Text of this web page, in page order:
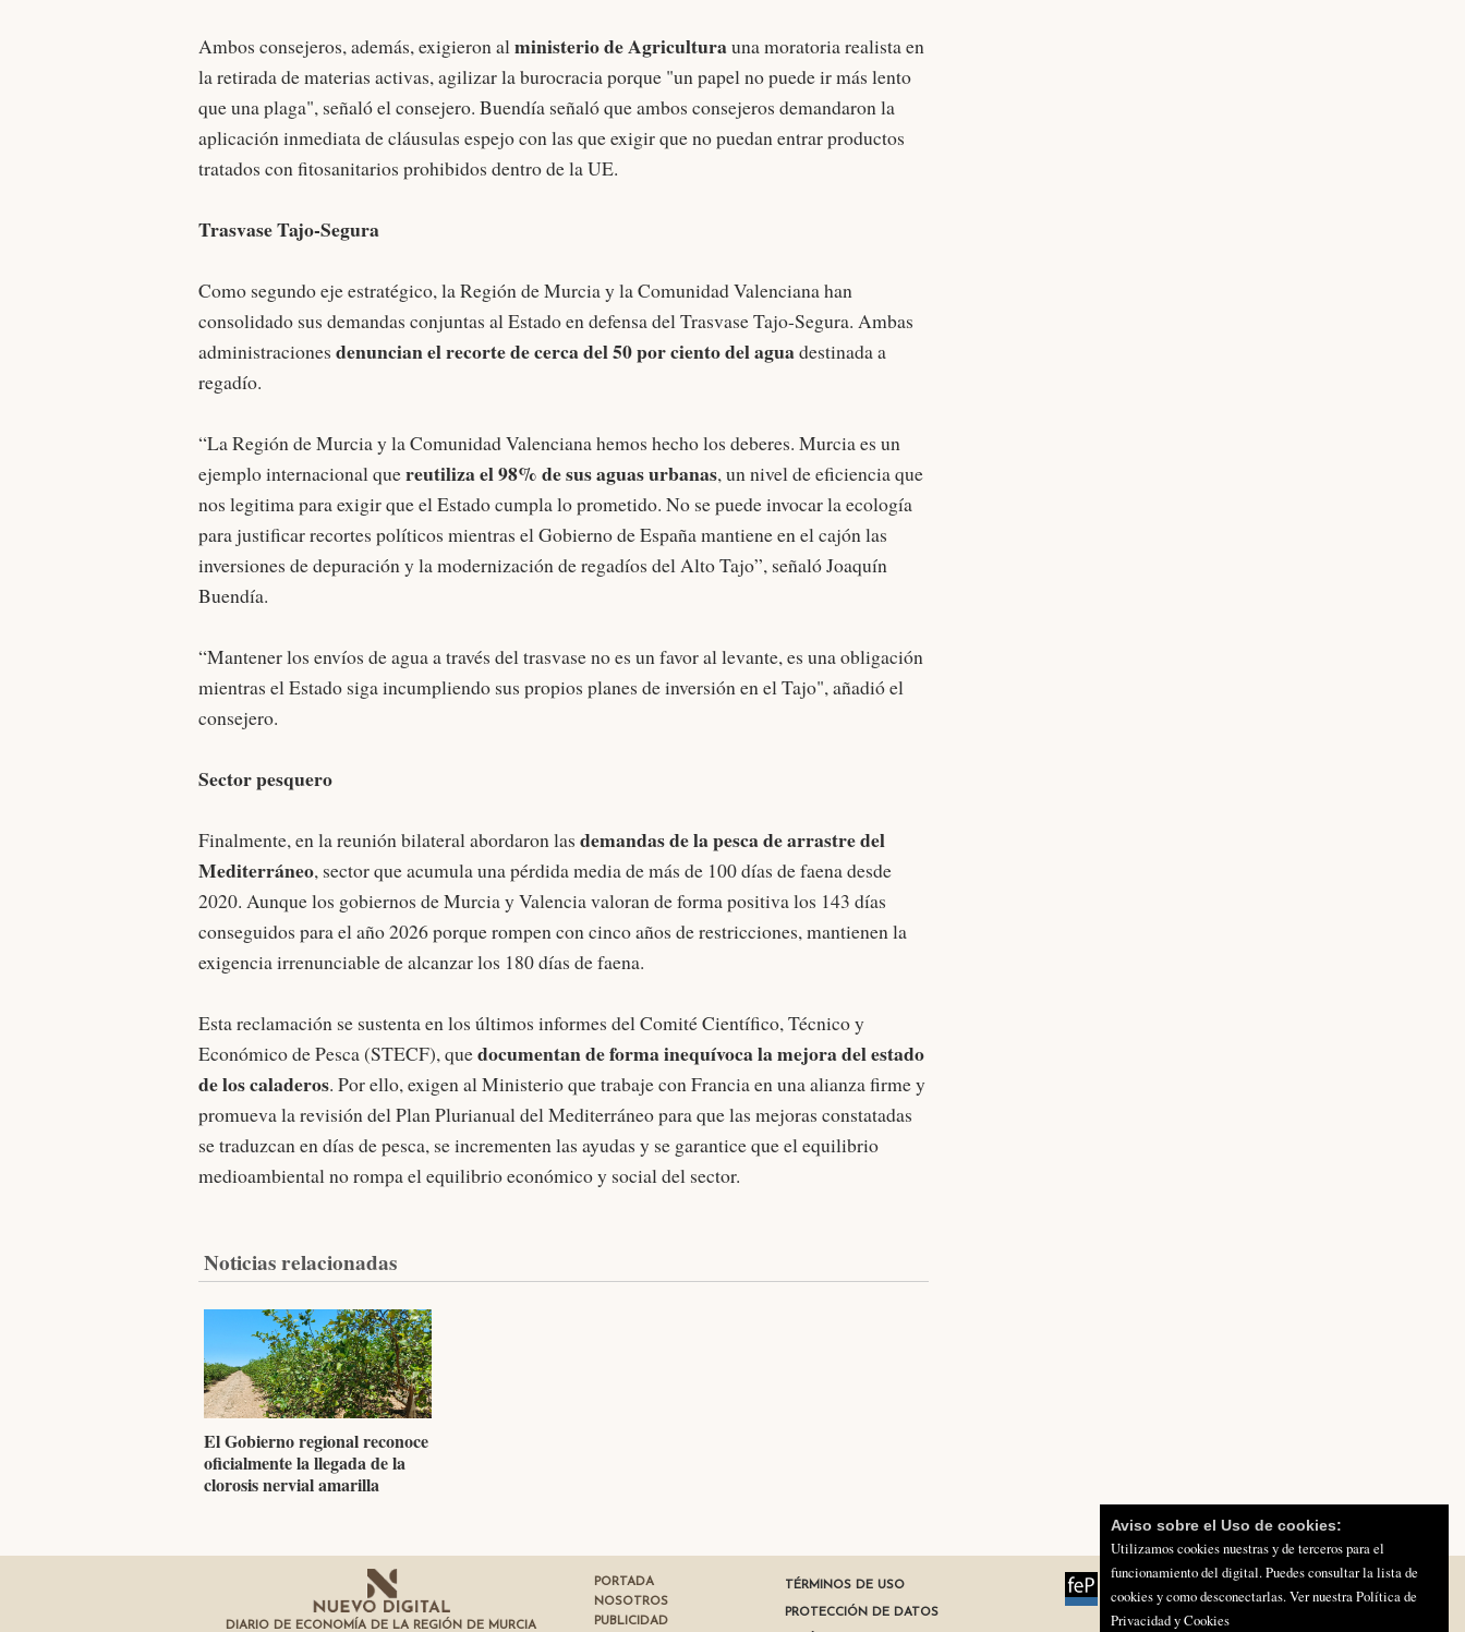
Ambos consejeros, además, exigieron alministerio de Agriculturauna moratoria realista en
la retirada de materias activas, agilizar la burocracia porque "un papel no puede ir más lento
que una plaga", señaló el consejero. Buendía señaló que ambos consejeros demandaron la
aplicación inmediata de cláusulas espejo con las que exigir que no puedan entrar productos
tratados con fitosanitarios prohibidos dentro de la UE.
Trasvase Tajo-Segura
Como segundo eje estratégico, la Región de Murcia y la Comunidad Valenciana han
consolidado sus demandas conjuntas al Estado en defensa del Trasvase Tajo-Segura. Ambas
administraciones denuncian el recorte de cerca del 50 por ciento del aguadestinada a
regadío.
“La Región de Murcia y la Comunidad Valenciana hemos hecho los deberes. Murcia es un
ejemplo internacional quereutiliza el 98% de sus aguas urbanas, un nivel de eficiencia que
nos legitima para exigir que el Estado cumpla lo prometido. No se puede invocar la ecología
para justificar recortes políticos mientras el Gobierno de España mantiene en el cajón las
inversiones de depuración y la modernización de regadíos del Alto Tajo”, señaló Joaquín
Buendía.
“Mantener los envíos de agua a través del trasvase no es un favor al levante, es una obligación
mientras el Estado siga incumpliendo sus propios planes de inversión en el Tajo", añadió el
consejero.
Sector pesquero
Finalmente, en la reunión bilateral abordaron las demandas de la pesca de arrastre del
Mediterráneo, sector que acumula una pérdida media de más de 100 días de faena desde
2020. Aunque los gobiernos de Murcia y Valencia valoran de forma positiva los 143 días
conseguidos para el año 2026 porque rompen con cinco años de restricciones, mantienen la
exigencia irrenunciable de alcanzar los 180 días de faena.
Esta reclamación se sustenta en los últimos informes del Comité Científico, Técnico y
Económico de Pesca (STECF), quedocumentan de forma inequívoca la mejora del estado
de los caladeros. Por ello, exigen al Ministerio que trabaje con Francia en una alianza firme y
promueva la revisión del Plan Plurianual del Mediterráneo para que las mejoras constatadas
se traduzcan en días de pesca, se incrementen las ayudas y se garantice que el equilibrio
medioambiental no rompa el equilibrio económico y social del sector.
Noticias relacionadas
El Gobierno regional reconoce
oficialmente la llegada de la
clorosis nervial amarilla
DIARIO DE ECONOMÍA DE LA REGIÓN DE MURCIA
PORTADA
NOSOTROS
PUBLICIDAD
TÉRMINOS DE USO
PROTECCIÓN DE DATOS
Aviso sobre el Uso de cookies:
Utilizamos cookies nuestras y de terceros para el
funcionamiento del digital. Puedes consultar la lista de
cookies y como desconectarlas.Ver nuestra Política de
Privacidad y Cookies